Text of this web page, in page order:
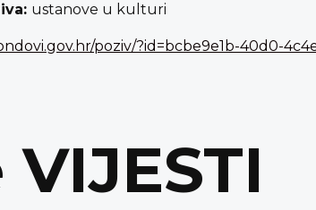
ustanove u kulturi
poziv/?id=bcbe9e1b-40d0-